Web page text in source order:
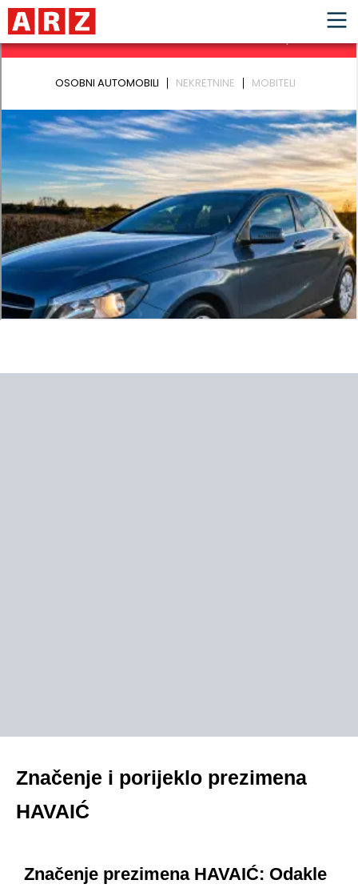
Značenje i porijeklo prezimena
HAVAIĆ
Značenje prezimena HAVAIĆ: Odakle